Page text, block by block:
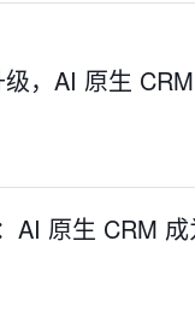
，AI 原生
AI 原生 CRM